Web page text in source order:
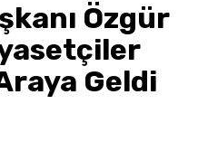
Özgür
Geldi